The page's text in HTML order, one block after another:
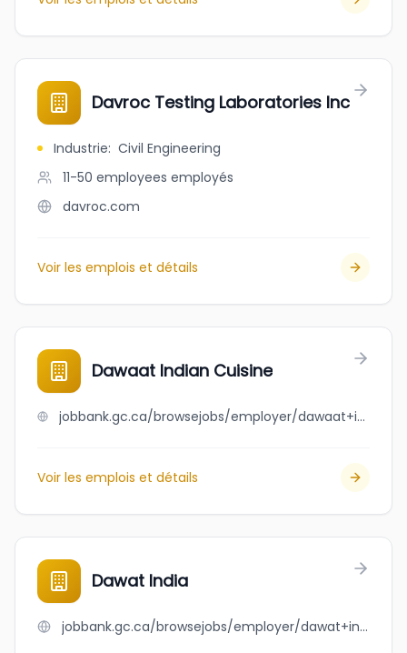
Davroc Testing Laboratories Inc
Industrie: Civil Engineering
11-50 employees employés
davroc.com
Voir les emplois et détails
Dawaat Indian Cuisine
jobbank.gc.ca/browsejobs/employer/dawaat+indian+cuisine/ca
Voir les emplois et détails
Dawat India
jobbank.gc.ca/browsejobs/employer/dawat+india/ca